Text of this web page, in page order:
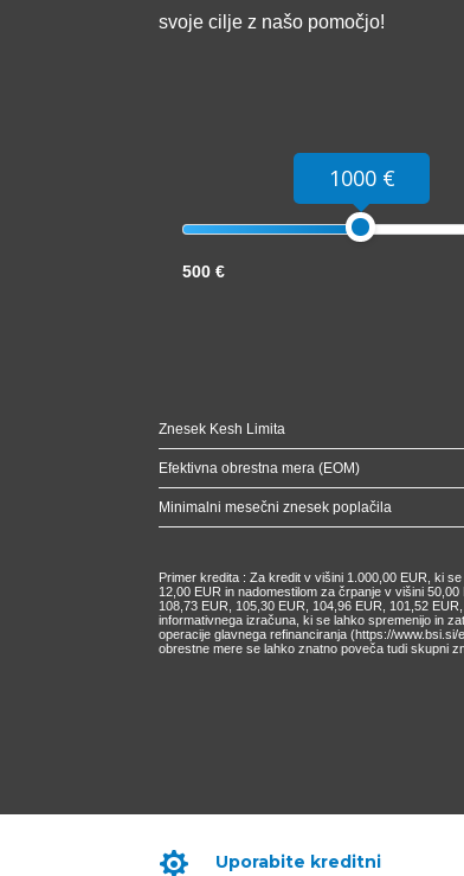
svoje cilje z našo pomočjo!
1000 €
500 €
Znesek Kesh Limita
Efektivna obrestna mera (EOM)
Minimalni mesečni znesek poplačila
Primer kredita : Za kredit v višini 1.000,00 EUR, ki
12,00 EUR in nadomestilom za črpanje v višini
108,73 EUR, 105,30 EUR, 104,96 EUR, 101,52
informativnega izračuna, ki se lahko spremenijo in
operacije glavnega refinanciranja (https://
obrestne mere se lahko znatno poveča tudi skupni

Uporabite kreditni